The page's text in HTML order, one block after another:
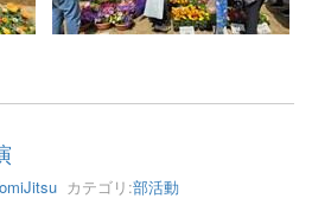
カテゴリ:部活動